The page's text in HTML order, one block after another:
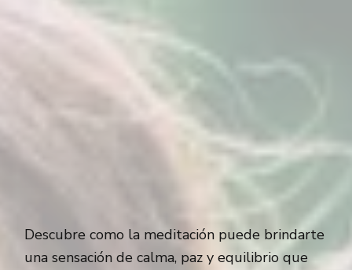
Descubre como la meditación puede brindarte
una sensación de calma, paz y equilibrio que